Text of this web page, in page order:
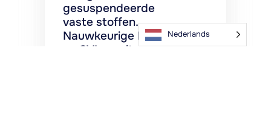
gesuspendeerde
vaste stoffen.
Nauwkeurige MLSS-
en SVI-monitoring
Nederlands